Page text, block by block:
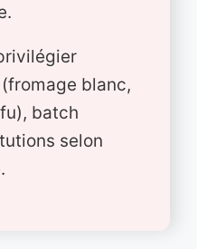
blanc,
batch
selon